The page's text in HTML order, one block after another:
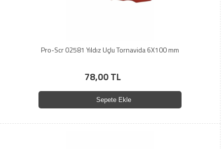
Pro-Scr 02581 Yıldız Uçlu Tornavida 6X100 mm
78,00 TL
Sepete Ekle